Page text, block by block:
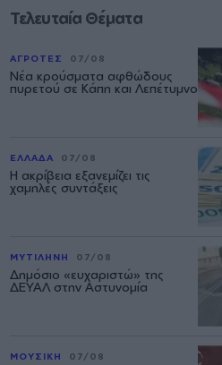
Τελευταία Θέματα
ΑΓΡΟΤΕΣ 07/08
Νέα κρούσματα αφθώδους
πυρετού σε Κάπη και Λεπέτυμνο
ΕΛΛΑΔΑ 07/08
Η ακρίβεια εξανεμίζει τις
χαμηλές συντάξεις
ΜΥΤΙΛΗΝΗ 07/08
Δημόσιο «ευχαριστώ» της
ΔΕΥΑΛ στην Αστυνομία
ΜΟΥΣΙΚΗ 07/08